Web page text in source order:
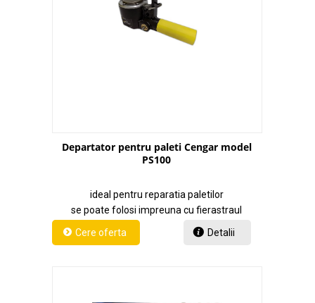
Departator pentru paleti Cengar model
PS100
ideal pentru reparatia paletilor
se poate folosi impreuna cu fierastraul
Detalii